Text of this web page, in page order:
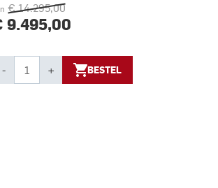
€ 14.295,00
9.495,00
- + BESTEL